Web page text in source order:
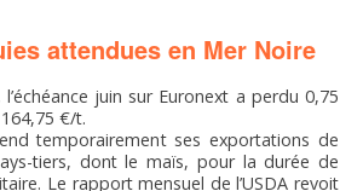
attendues en Mer Noire
juin sur Euronext a perdu 0,75
€/t.
temporairement ses exportations de
tiers, dont le maïs, pour la durée de
Le rapport mensuel de l’USDA revoit